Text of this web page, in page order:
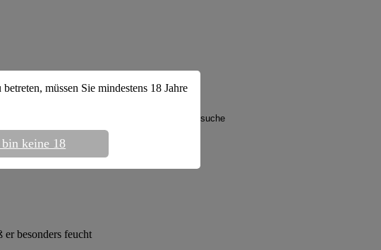
Ottaman
er besonders feucht
müssen Sie mindestens 18 Jahre
keine 18